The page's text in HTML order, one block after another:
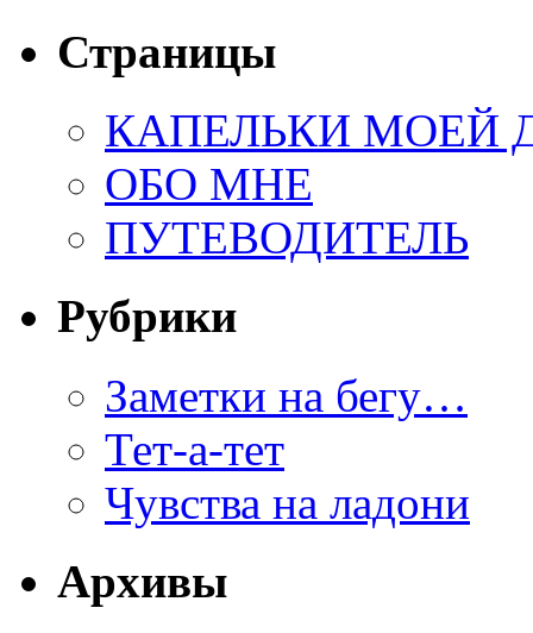
Страницы
КАПЕЛЬКИ МОЕЙ
ОБО МНЕ
ПУТЕВОДИТЕЛЬ
Рубрики
Заметки на бегу…
Тет-а-тет
Чувства на ладони
Архивы